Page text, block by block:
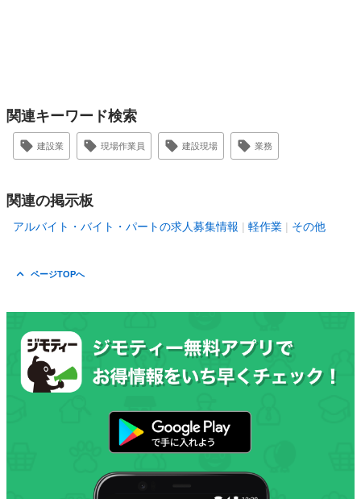
関連キーワード検索
建設業 現場作業員 建設現場 業務
関連の掲示板
アルバイト・バイト・パートの求人募集情報 軽作業 その他
ページTOPへ